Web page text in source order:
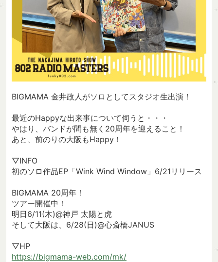
BIGMAMA 金井政人がソロとしてスタジオ生出演！
最近のHappyな出来事について伺うと・・・
やはり、バンドが間も無く20周年を迎えること！
あと、前のりの大阪もHappy！
▽INFO
初のソロ作品EP「Wink Wind Window」6/21リリース
BIGMAMA 20周年！
ツアー開催中！
明日6/11(木)@神戸 太陽と虎
そして大阪は、6/28(日)@心斎橋JANUS
▽HP
https://bigmama-web.com/mk/